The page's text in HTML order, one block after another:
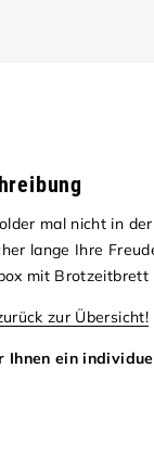
mal nicht in
lange Ihre
mit Brotzeitbrett
zur Übersicht!
Ihnen ein